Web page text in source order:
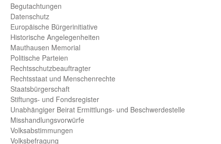
Begut­achtungen
Daten­schutz
Europäische Bürger­initiative
Historische Angelegen­heiten
Mauthausen Memorial
Politische Parteien
Rechts­schutz­beauftragter
Rechts­staat und Menschen­rechte
Staats­bürger­schaft
Stiftungs- und Fonds­register
Unab­hängiger Beirat Ermittlungs- und Beschwerde­stelle
Misshandlungs­vorwürfe
Volks­abstimmungen
Volks­befragung